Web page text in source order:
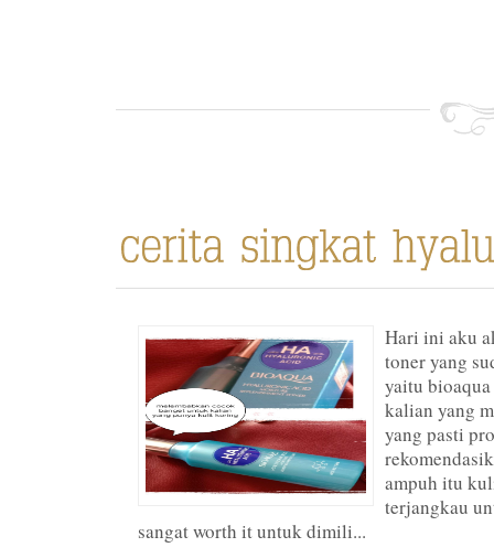
Hari ini aku
toner yang
yaitu
kalian yang
yang pasti
ampuh itu
terjangkau
sangat worth it untuk dimili...